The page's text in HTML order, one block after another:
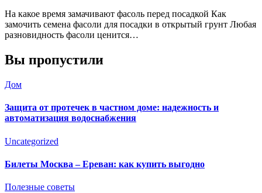
На какое время замачивают фасоль перед посадкой Как
замочить семена фасоли для посадки в открытый грунт Любая
разновидность фасоли ценится…
Вы пропустили
Дом
Защита от протечек в частном доме: надежность и
автоматизация водоснабжения
Uncategorized
Билеты Москва – Ереван: как купить выгодно
Полезные советы